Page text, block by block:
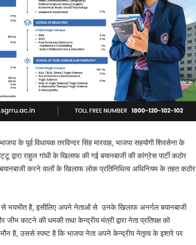
के पूर्व विधायक तरविन्दर सिंह मारवाह, भाजपा सहयोगी शिवसेना के
राहुल गांधी के खिलाफ की गई बयानबाजी की कांग्रेस पार्टी कठोर
करने वालों के खिलाफ लोक प्रतिनिधित्व अधिनियम के तहत कठोर
से भयभीत है, इसीलिए अपने नेताओं से उनके खिलाफ अनर्गल बयानबाजी
काटने की धमकी तथा केन्द्रीय मंत्री द्वारा नेता प्रतिपक्ष को
है, उससे स्पष्ट है कि भाजपा नेता अपने केन्द्रीय नेतृत्व के इशारे पर